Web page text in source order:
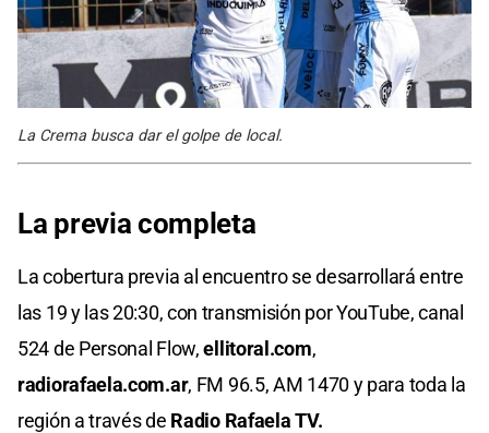
La Crema busca dar el golpe de local.
La previa completa
La cobertura previa al encuentro se desarrollará entre
las 19 y las 20:30, con transmisión por YouTube, canal
524 de Personal Flow,ellitoral.com,
radiorafaela.com.ar, FM 96.5, AM 1470 y para toda la
región a través de Radio Rafaela TV.